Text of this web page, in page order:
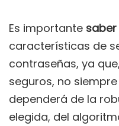
Es importante
características de
contraseñas, ya
seguros, no
dependerá de la
elegida, del